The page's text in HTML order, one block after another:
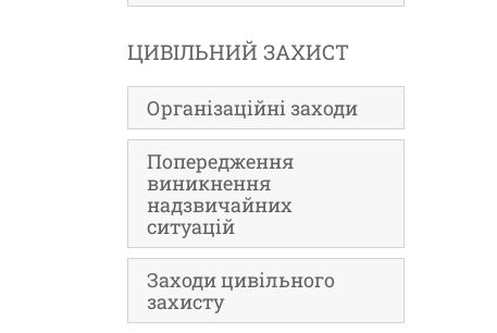
ЦИВІЛЬНИЙ ЗАХИСТ
Організаційні заходи
Попередження
виникнення
надзвичайних
ситуацій
Заходи цивільного
захисту